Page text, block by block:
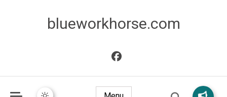
blueworkhorse.com